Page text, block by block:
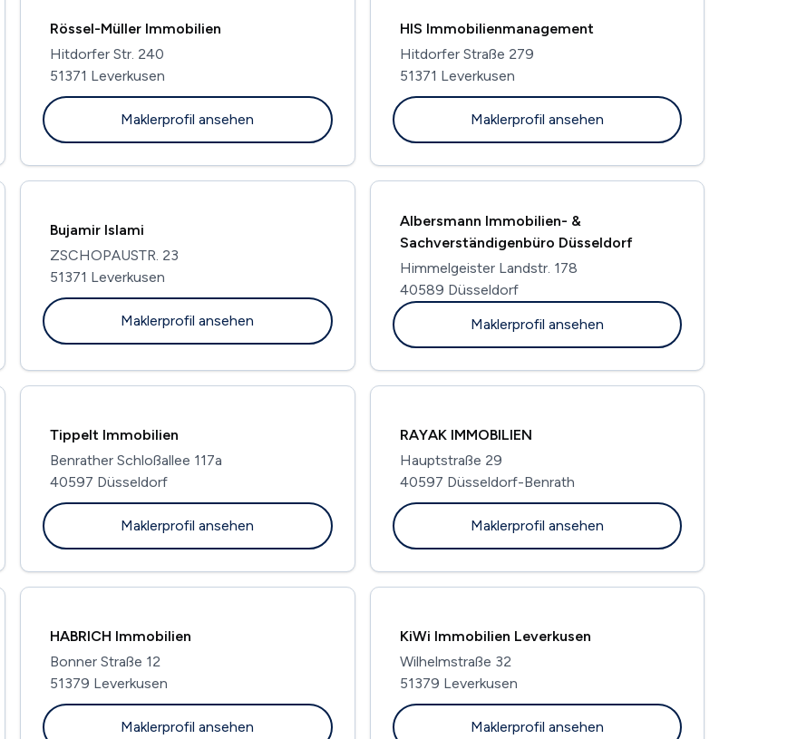
Rössel-Müller Immobilien
Hitdorfer Str. 240
51371 Leverkusen
Maklerprofil ansehen
HIS Immobilienmanagement
Hitdorfer Straße 279
51371 Leverkusen
Maklerprofil ansehen
Bujamir Islami
ZSCHOPAUSTR. 23
51371 Leverkusen
Maklerprofil ansehen
Albersmann Immobilien- &
Sachverständigenbüro Düsseldorf
Himmelgeister Landstr. 178
40589 Düsseldorf
Maklerprofil ansehen
Tippelt Immobilien
Benrather Schloßallee 117a
40597 Düsseldorf
Maklerprofil ansehen
RAYAK IMMOBILIEN
Hauptstraße 29
40597 Düsseldorf-Benrath
Maklerprofil ansehen
HABRICH Immobilien
Bonner Straße 12
51379 Leverkusen
Maklerprofil ansehen
KiWi Immobilien Leverkusen
Wilhelmstraße 32
51379 Leverkusen
Maklerprofil ansehen